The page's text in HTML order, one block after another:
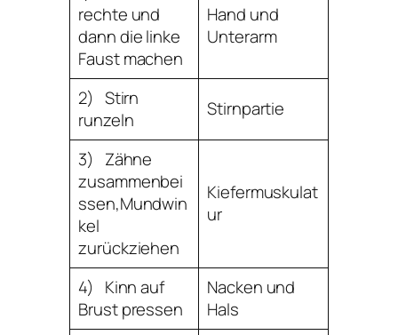
rechte und
dann die linke
Faust machen
Hand und
Unterarm
2) Stirn
runzeln
Stirnpartie
3) Zähne
zusammenbei
ssen,Mundwin
kel
zurückziehen
Kiefermuskulat
ur
4) Kinn auf
Brust pressen
Nacken und
Hals